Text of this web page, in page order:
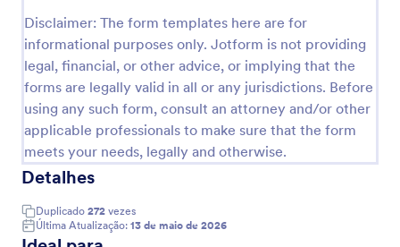
Disclaimer: The form templates here are for
informational purposes only. Jotform is not providing
legal, financial, or other advice, or implying that the
forms are legally valid in all or any jurisdictions. Before
using any such form, consult an attorney and/or other
applicable professionals to make sure that the form
meets your needs, legally and otherwise.
Detalhes
Duplicado 272 vezes
Última Atualização: 13 de maio de 2026
Visualizar